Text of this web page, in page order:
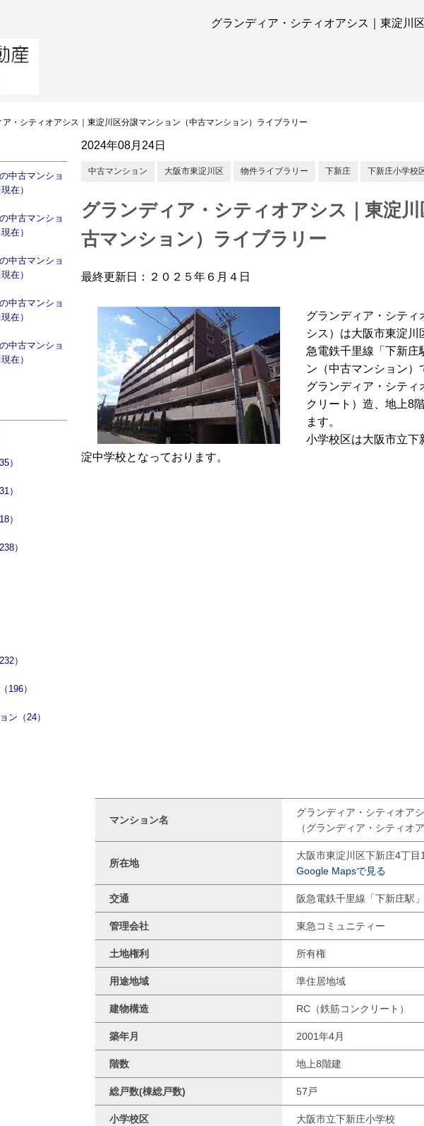
グランディア・シティオアシス｜東淀川
ア・シティオアシス｜東淀川区分譲マンション（中古マンション）ライブラリー
中古マンショ
在）
中古マンショ
在）
中古マンショ
在）
中古マンショ
在）
中古マンショ
在）
）
）
）
）
）
196）
ン（24）
2024年08月24日
中古マンション 大阪市東淀川区 物件ライブラリー 下新庄 下新庄小学校
グランディア・シティオアシス｜東淀
古マンション）ライブラリー
最終更新日：２０２５年６月４日
グランディア・シティ
シス）は大阪市東淀
急電鉄千里線「下新庄
ン（中古マンション）
グランディア・シティ
クリート）造、地上8
ます。
小学校区は大阪市立下
淀中学校となっております。
マンション名
グランディア・シティオア
（グランディア・シティオア
所在地
大阪市東淀川区下新庄4丁目
Google Mapsで見る
交通 阪急電鉄千里線「下新庄駅
管理会社 東急コミュニティー
土地権利 所有権
用途地域 準住居地域
建物構造 RC（鉄筋コンクリート）
築年月 2001年4月
階数 地上8階建
総戸数(棟総戸数) 57戸
小学校区 大阪市立下新庄小学校